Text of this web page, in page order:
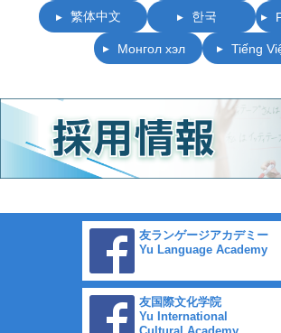
繁体中文 한국
Монгол хэл Tiếng
友ランゲージアカデミー
Yu Language Academy
友国際文化学院
Yu International